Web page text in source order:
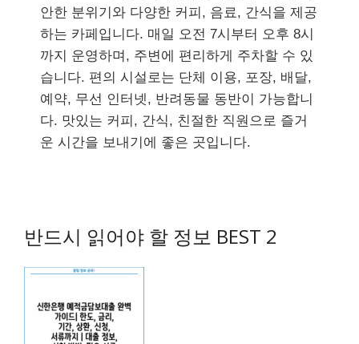
안한 분위기와 다양한 커피, 음료, 간식을 제공
하는 카페입니다. 매일 오전 7시부터 오후 8시
까지 운영하며, 주변에 편리하게 주차할 수 있
습니다. 편의 시설로는 단체 이용, 포장, 배달,
예약, 무선 인터넷, 반려동물 동반이 가능합니
다. 맛있는 커피, 간식, 친절한 직원으로 즐거
운 시간을 보내기에 좋은 곳입니다.
반드시 읽어야 할 정보 BEST 2